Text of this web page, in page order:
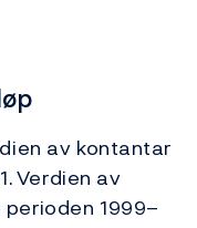
av kontantar
Verdien av
1999–